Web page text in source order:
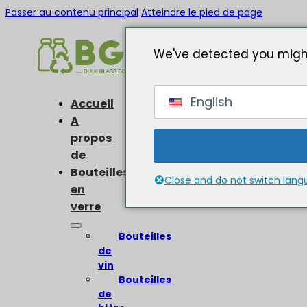
Passer au contenu principal Atteindre le pied de page
Accueil
A
propos
de
Bouteilles
en
verre
Bouteilles
de
vin
Bouteilles
de
We've detected you
English
Close and do not switch